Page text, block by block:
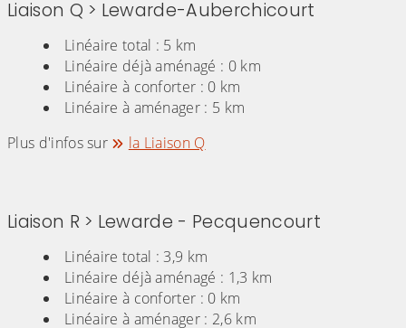
Liaison Q > Lewarde-Auberchicourt
Linéaire total : 5 km
Linéaire déjà aménagé : 0 km
Linéaire à conforter : 0 km
Linéaire à aménager : 5 km
Plus d'infos sur
la Liaison Q
Liaison R > Lewarde - Pecquencourt
Linéaire total : 3,9 km
Linéaire déjà aménagé : 1,3 km
Linéaire à conforter : 0 km
Linéaire à aménager : 2,6 km